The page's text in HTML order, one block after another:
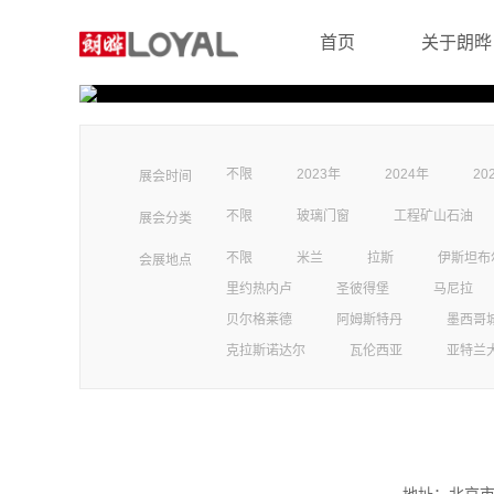
首页 关于朗晔
展会时间 不限 2023年 2024年
展会分类 不限 玻璃门窗 工程矿山石油
会展地点 不限 米兰 拉斯 伊斯坦布
里约热内卢
圣彼得堡 马尼拉
贝尔格莱德
阿姆斯特丹 墨西哥
克拉斯诺达尔
瓦伦西亚 亚特兰